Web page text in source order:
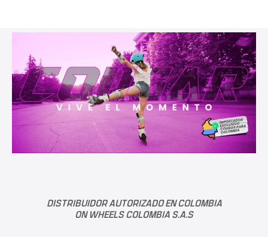
DISTRIBUIDOR AUTORIZADO EN COLOMBIA
ON WHEELS COLOMBIA S.A.S